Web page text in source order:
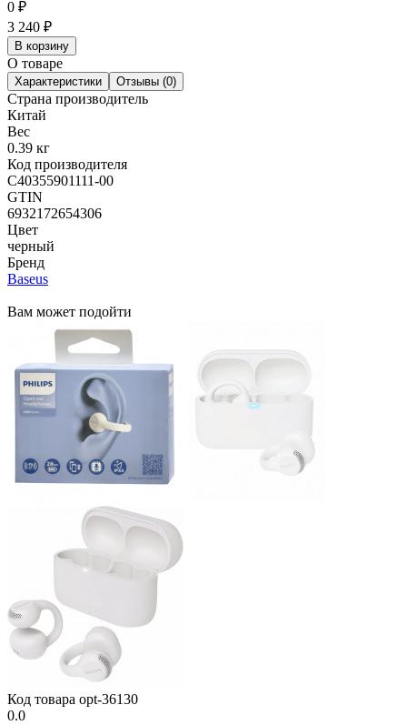
0 ₽
3 240 ₽
В корзину
О товаре
Характеристики Отзывы (0)
Страна производитель
Китай
Вес
0.39 кг
Код производителя
C40355901111-00
GTIN
6932172654306
Цвет
черный
Бренд
Baseus
Вам может подойти
Код товара opt-36130
0.0